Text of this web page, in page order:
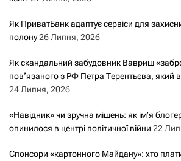
Як ПриватБанк адаптує сервіси для
полону26 Липня, 2026
Як скандальний забудовник Вавриш
повʼязаного з РФ Петра Терентьєва, який
24 Липня, 2026
«Навідник» чи зручна мішень: як ім’я
опинилося в центрі політичної війни 22
Спонсори «картонного Майдану»: хто